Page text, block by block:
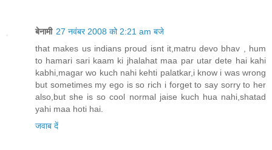
बेनामी 27 नवंबर 2008 को 2:21 am बजे
that makes us indians proud isnt it,matru devo bhav , hum
to hamari sari kaam ki jhalahat maa par utar dete hai kahi
kabhi,magar wo kuch nahi kehti palatkar,i know i was wrong
but sometimes my ego is so rich i forget to say sorry to her
also,but she is so cool normal jaise kuch hua nahi,shatad
yahi maa hoti hai.
जवाब दें